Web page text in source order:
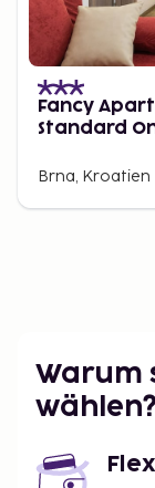
Fancy
Standard
Sea View
Brna, Kroatien
Warum
wählen?